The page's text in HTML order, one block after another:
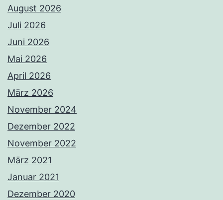
August 2026
Juli 2026
Juni 2026
Mai 2026
April 2026
März 2026
November 2024
Dezember 2022
November 2022
März 2021
Januar 2021
Dezember 2020